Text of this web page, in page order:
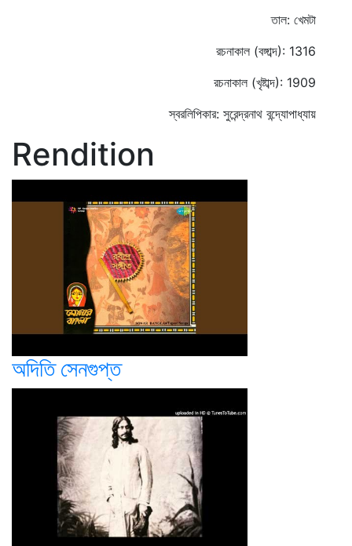
তাল: খেমটা
রচনাকাল (বঙ্গাব্দ): 1316
রচনাকাল (খৃষ্টাব্দ): 1909
স্বরলিপিকার: সুরেন্দ্রনাথ বন্দ্যোপাধ্যায়
Rendition
অদিতি সেনগুপ্ত